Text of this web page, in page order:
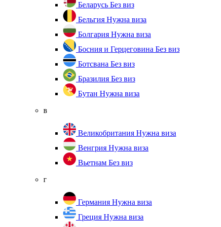
Беларусь Без виз
Бельгия Нужна виза
Болгария Нужна виза
Босния и Герцеговина Без виз
Ботсвана Без виз
Бразилия Без виз
Бутан Нужна виза
в
Великобритания Нужна виза
Венгрия Нужна виза
Вьетнам Без виз
г
Германия Нужна виза
Греция Нужна виза